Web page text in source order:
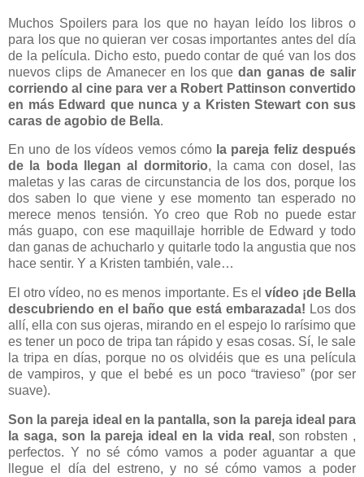
Muchos Spoilers para los que no hayan leído los libros o
para los que no quieran ver cosas importantes antes del día
de la película. Dicho esto, puedo contar de qué van los dos
nuevos clips de Amanecer en los quedan ganas de salir
corriendo al cine para ver a Robert Pattinson convertido
en más Edward que nunca y a Kristen Stewart con sus
caras de agobio de Bella.
En uno de los vídeos vemos cómo la pareja feliz después
de la boda llegan al dormitorio, la cama con dosel, las
maletas y las caras de circunstancia de los dos, porque los
dos saben lo que viene y ese momento tan esperado no
merece menos tensión. Yo creo que Rob no puede estar
más guapo, con ese maquillaje horrible de Edward y todo
dan ganas de achucharlo y quitarle todo la angustia que nos
hace sentir. Y a Kristen también, vale…
El otro vídeo, no es menos importante. Es el vídeo ¡de Bella
descubriendo en el baño que está embarazada! Los dos
allí, ella con sus ojeras, mirando en el espejo lo rarísimo que
es tener un poco de tripa tan rápido y esas cosas. Sí, le sale
la tripa en días, porque no os olvidéis que es una película
de vampiros, y que el bebé es un poco “travieso” (por ser
suave).
Son la pareja ideal en la pantalla, son la pareja ideal para
la saga, son la pareja ideal en la vida real , son robsten ,
perfectos. Y no sé cómo vamos a poder aguantar a que
llegue el día del estreno, y no sé cómo vamos a poder